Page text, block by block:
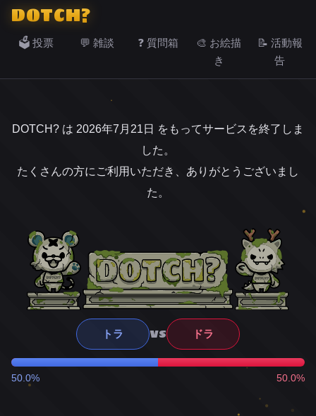
DOTCH?
🗳️ 投票 💬 雑談 ❓ 質問箱
🎨 お絵描
き
📝 活動報
告
DOTCH? は 2026年7月21日 をもってサービスを終了しま
した。
たくさんの方にご利用いただき、ありがとうございまし
た。
トラ VS ドラ
50.0% 50.0%